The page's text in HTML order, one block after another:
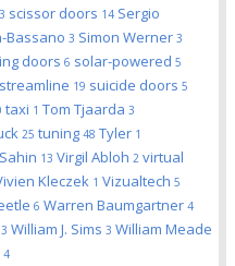
3 scissor doors 14 Sergio
Bassano 3 Simon Werner 3
doors 6 solar-powered 5
streamline 19 suicide doors 5
taxi 1 Tom Tjaarda 3
25 tuning 48 Tyler 1
13 Virgil Abloh 2 virtual
Kleczek 1 Vizualtech 5
6 Warren Baumgartner 4
3 William J. Sims 3 William Meade
4